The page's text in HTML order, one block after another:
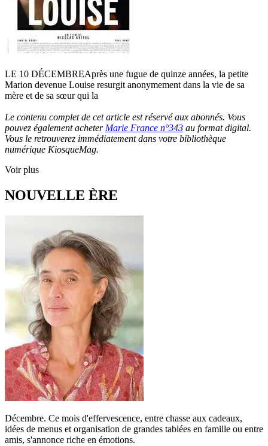
LE 10 DÉCEMBREAprès une fugue de quinze années, la petite
Marion devenue Louise resurgit anonymement dans la vie de sa
mère et de sa sœur qui la
Le contenu complet de cet article est réservé aux abonnés. Vous
pouvez également acheterMarie France n°343 au format digital.
Vous le retrouverez immédiatement dans votre bibliothèque
numérique KiosqueMag.
Voir plus
NOUVELLE ÈRE
Décembre. Ce mois d'effervescence, entre chasse aux cadeaux,
idées de menus et organisation de grandes tablées en famille ou entre
amis, s'annonce riche en émotions.